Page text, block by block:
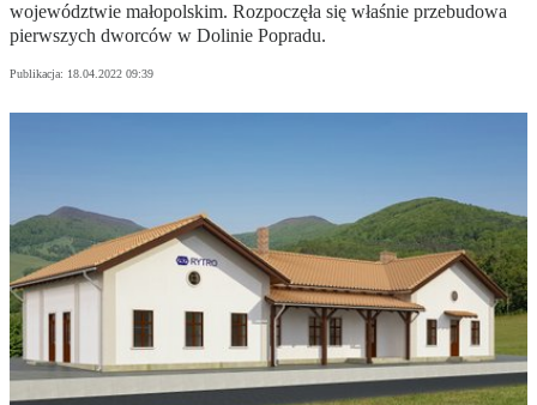
województwie małopolskim. Rozpoczęła się właśnie przebudowa
pierwszych dworców w Dolinie Popradu.
Publikacja: 18.04.2022 09:39